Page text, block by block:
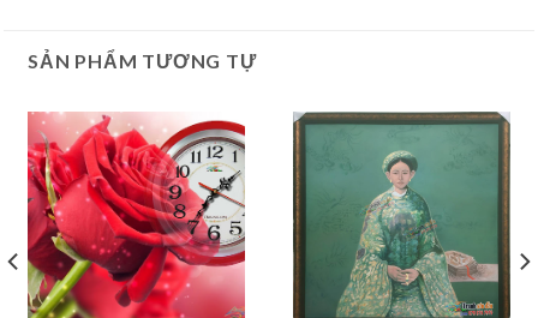
SẢN PHẨM TƯƠNG TỰ